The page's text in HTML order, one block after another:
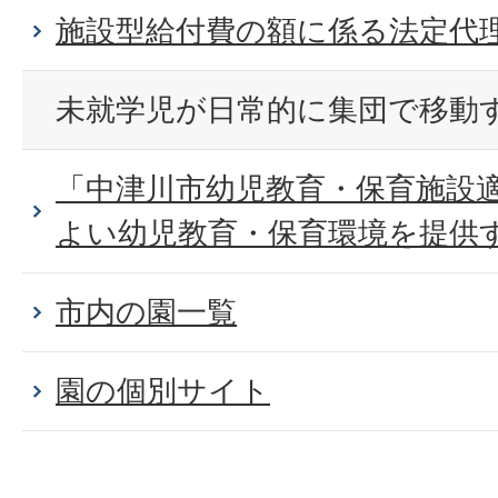
施設型給付費の額に係る法定代
未就学児が日常的に集団で移動
「中津川市幼児教育・保育施設
よい幼児教育・保育環境を提供
市内の園一覧
園の個別サイト